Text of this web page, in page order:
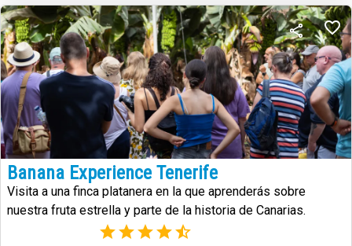
Banana Experience Tenerife
Visita a una finca platanera en la que aprenderás sobre
nuestra fruta estrella y parte de la historia de Canarias.
(6)